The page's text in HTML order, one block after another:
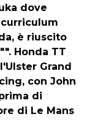
dove
è riuscito
Honda TT
Grand
con John
di
di Le Mans